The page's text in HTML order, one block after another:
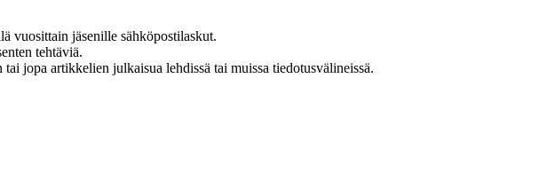
vuosittain jäsenille sähköpostilaskut.
tehtäviä.
jopa artikkelien julkaisua lehdissä tai muissa tiedotusvälineissä.